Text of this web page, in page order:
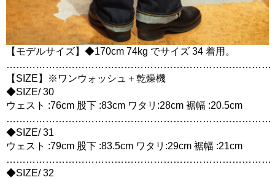
【モデルサイズ】◆170cm 74kg でサイズ 34 着用。
………………………………………………………………………
【SIZE】※ワンウォッシュ＋乾燥機
◆SIZE/ 30
ウェスト :76cm 股下 :83cm ワタリ:28cm 裾幅 :20.5cm
………………………………………………………………………
◆SIZE/ 31
ウェスト :79cm 股下 :83.5cm ワタリ:29cm 裾幅 :21cm
………………………………………………………………………
◆SIZE/ 32